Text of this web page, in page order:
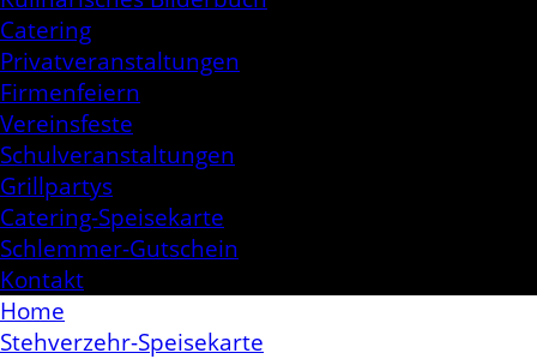
Catering
Privatveranstaltungen
Firmenfeiern
Vereinsfeste
Schulveranstaltungen
Grillpartys
Catering-Speisekarte
Schlemmer-Gutschein
Kontakt
Home
Stehverzehr-Speisekarte